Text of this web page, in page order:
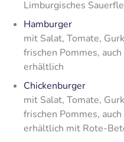
Limburgisches
Hamburger
mit Salat, Tomate,
frischen Pommes,
erhältlich
Chickenburger
mit Salat, Tomate,
frischen Pommes,
erhältlich mit Rote-